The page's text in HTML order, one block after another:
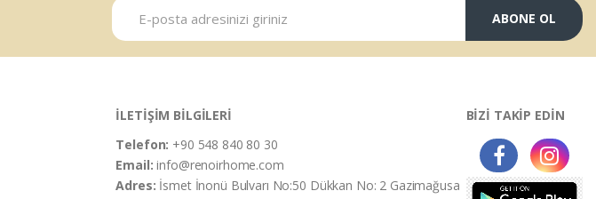
ABONE OL
İLETİŞİM BİLGİLERİ
Telefon: +90 548 840 80 30
Email:info@renoirhome.com
Adres: İsmet İnonü Bulvarı No:50 Dükkan No: 2 Gazimağusa
BİZİ TAKİP EDİN